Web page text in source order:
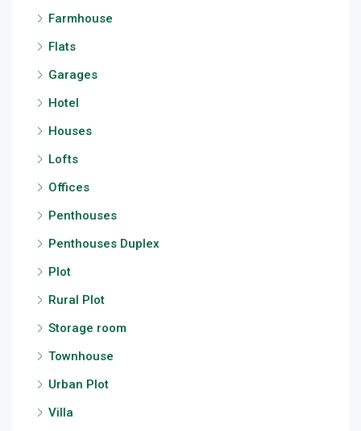
Farmhouse
Flats
Garages
Hotel
Houses
Lofts
Offices
Penthouses
Penthouses Duplex
Plot
Rural Plot
Storage room
Townhouse
Urban Plot
Villa